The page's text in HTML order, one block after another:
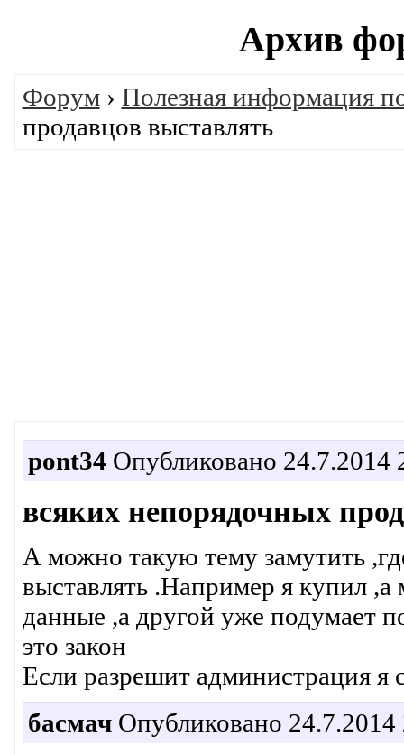
Архив
Форум› Полезная информация
продавцов выставлять
pont34 Опубликовано 24.7.2014
всяких непорядочных
А можно такую тему замутить
выставлять .Например я купил ,а
данные ,а другой уже подумает
это закон
Если разрешит администрация я
басмачОпубликовано 24.7.2014